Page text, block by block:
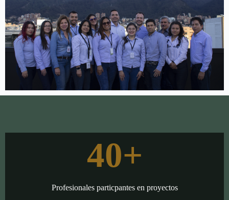
40+
Profesionales particpantes en proyectos